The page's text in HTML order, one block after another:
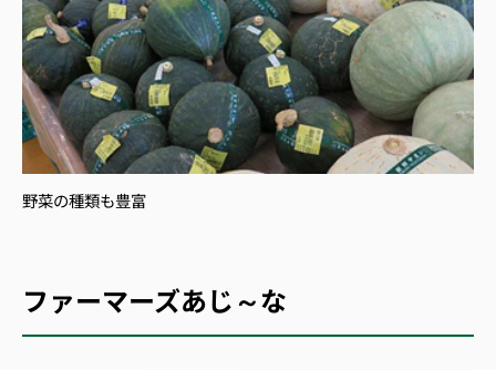
野菜の種類も豊富
ファーマーズあじ～な